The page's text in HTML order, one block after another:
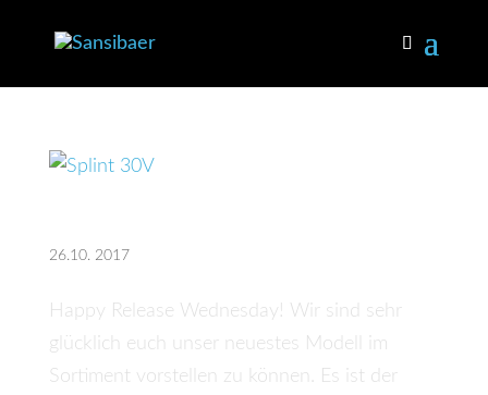
26.10. 2017
Happy Release Wednesday! Wir sind sehr
glücklich euch unser neuestes Modell im
Sortiment vorstellen zu können. Es ist der